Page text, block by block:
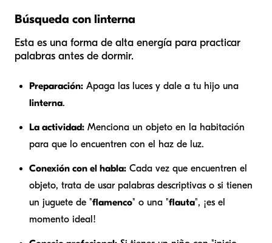
Búsqueda con linterna
Esta es una forma de alta energía para practicar
palabras antes de dormir.
Preparación: Apaga las luces y dale a tu hijo una
linterna.
La actividad: Menciona un objeto en la habitación
para que lo encuentren con el haz de luz.
Conexión con el habla: Cada vez que encuentren el
objeto, trata de usar palabras descriptivas o si tienen
un juguete de "flamenco" o una "flauta", ¡es el
momento ideal!